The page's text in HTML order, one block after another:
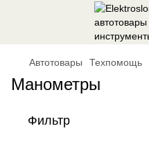
Автотовары Техпомощь
Манометры
Фильтр